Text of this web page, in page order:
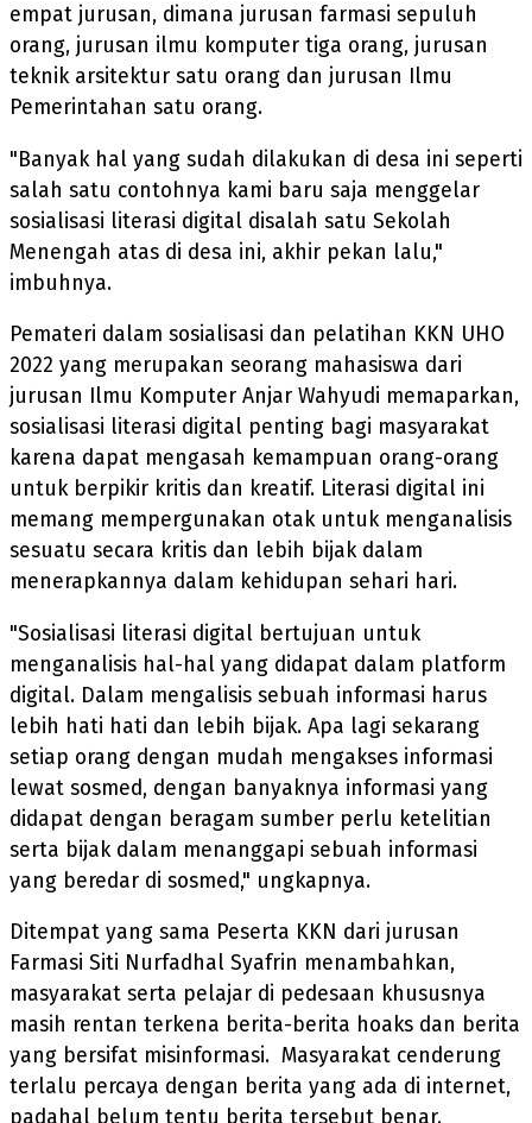
empat jurusan, dimana jurusan farmasi sepuluh
orang, jurusan ilmu komputer tiga orang, jurusan
teknik arsitektur satu orang dan jurusan Ilmu
Pemerintahan satu orang.
"Banyak hal yang sudah dilakukan di desa ini seperti
salah satu contohnya kami baru saja menggelar
sosialisasi literasi digital disalah satu Sekolah
Menengah atas di desa ini, akhir pekan lalu,"
imbuhnya.
Pemateri dalam sosialisasi dan pelatihan KKN UHO
2022 yang merupakan seorang mahasiswa dari
jurusan Ilmu Komputer Anjar Wahyudi memaparkan,
sosialisasi literasi digital penting bagi masyarakat
karena dapat mengasah kemampuan orang-orang
untuk berpikir kritis dan kreatif. Literasi digital ini
memang mempergunakan otak untuk menganalisis
sesuatu secara kritis dan lebih bijak dalam
menerapkannya dalam kehidupan sehari hari.
"Sosialisasi literasi digital bertujuan untuk
menganalisis hal-hal yang didapat dalam platform
digital. Dalam mengalisis sebuah informasi harus
lebih hati hati dan lebih bijak. Apa lagi sekarang
setiap orang dengan mudah mengakses informasi
lewat sosmed, dengan banyaknya informasi yang
didapat dengan beragam sumber perlu ketelitian
serta bijak dalam menanggapi sebuah informasi
yang beredar di sosmed," ungkapnya.
Ditempat yang sama Peserta KKN dari jurusan
Farmasi Siti Nurfadhal Syafrin menambahkan,
masyarakat serta pelajar di pedesaan khususnya
masih rentan terkena berita-berita hoaks dan berita
yang bersifat misinformasi. Masyarakat cenderung
terlalu percaya dengan berita yang ada di internet,